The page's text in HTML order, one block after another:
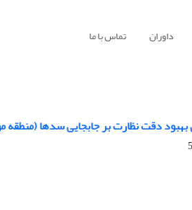
داوران تماس با ما